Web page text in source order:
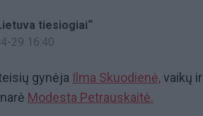
tiesiogiai“
29 16:40
gynėja Ilma Skuodienė,vaikų ir
Modesta Petrauskaitė.